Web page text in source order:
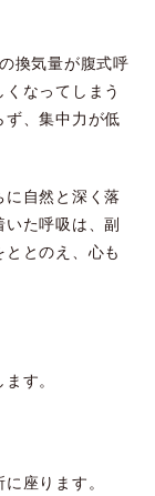
換気量が腹式呼
なってしまう
、集中力が低
自然と深く落
た呼吸は、副
とのえ、心も
す。
座ります。